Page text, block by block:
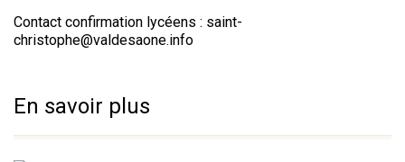
Contact confirmation lycéens : saint-
christophe@valdesaone.info
En savoir plus